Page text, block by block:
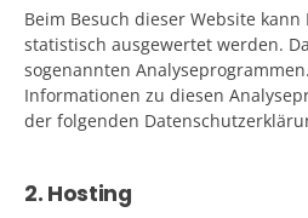
Beim Besuch dieser Website
statistisch ausgewertet werden.
sogenannten
Informationen zu diesen
der folgenden
2. Hosting